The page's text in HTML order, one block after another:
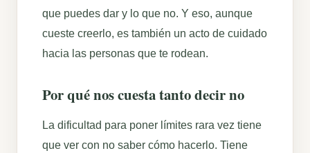
que puedes dar y lo que no. Y eso, aunque
cueste creerlo, es también un acto de cuidado
hacia las personas que te rodean.
Por qué nos cuesta tanto decir no
La dificultad para poner límites rara vez tiene
que ver con no saber cómo hacerlo. Tiene